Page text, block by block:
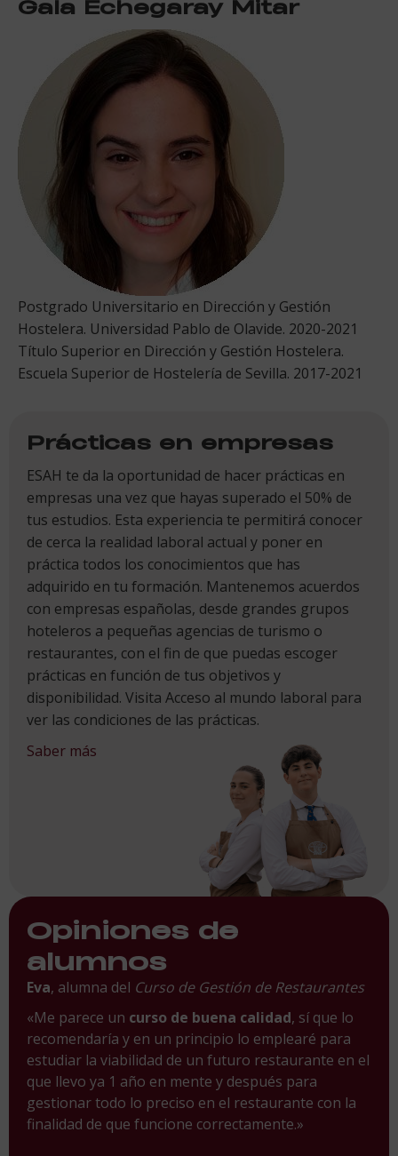
Gala Echegaray Mitar
Postgrado Universitario en Dirección y Gestión
Hostelera. Universidad Pablo de Olavide. 2020-2021
Título Superior en Dirección y Gestión Hostelera.
Escuela Superior de Hostelería de Sevilla. 2017-2021
Prácticas en empresas
ESAH te da la oportunidad de hacer prácticas en
empresas una vez que hayas superado el 50% de
tus estudios. Esta experiencia te permitirá conocer
de cerca la realidad laboral actual y poner en
práctica todos los conocimientos que has
adquirido en tu formación. Mantenemos acuerdos
con empresas españolas, desde grandes grupos
hoteleros a pequeñas agencias de turismo o
restaurantes, con el fin de que puedas escoger
prácticas en función de tus objetivos y
disponibilidad. Visita Acceso al mundo laboral para
ver las condiciones de las prácticas.
Saber más
Opiniones de
alumnos
Eva, alumna del Curso de Gestión de Restaurantes
«Me parece un curso de buena calidad, sí que lo
recomendaría y en un principio lo emplearé para
estudiar la viabilidad de un futuro restaurante en el
que llevo ya 1 año en mente y después para
gestionar todo lo preciso en el restaurante con la
finalidad de que funcione correctamente.»